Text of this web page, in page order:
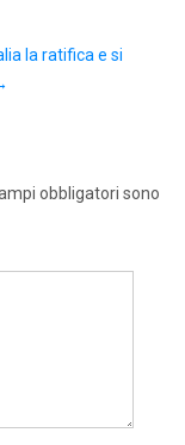
la ratifica e si
obbligatori sono